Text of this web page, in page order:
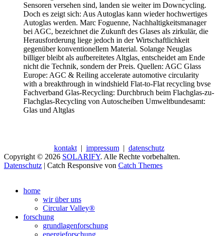
Sensoren versehen sind, landen sie weiter im Downcycling.
Doch es zeigt sich: Aus Autoglas kann wieder hochwertiges
Autoglas werden. Marc Foguenne, Nachhaltigkeitsmanager
bei AGC, bezeichnet die Zukunft des Glases als zirkulär, die
Herausforderung liege jedoch in der Wirtschaftlichkeit
gegenüber konventionellem Material. Solange Neuglas
billiger bleibt als aufbereitetes Altglas, entscheidet am Ende
nicht die Technik, sondern der Preis. Quellen: AGC Glass
Europe: AGC & Reiling accelerate automotive circularity
with a breakthrough in windshield Flat-to-Flat recycling bvse
Fachverband Glas-Recycling: Durchbruch beim Flachglas-zu-
Flachglas-Recycling von Autoscheiben Umweltbundesamt:
Glas und Altglas
kontakt| impressum| datenschutz
Copyright © 2026 SOLARIFY. Alle Rechte vorbehalten.
Datenschutz | Catch Responsive von Catch Themes
oben
scrollen
home
wir über uns
Circular Valley®
forschung
grundlagenforschung